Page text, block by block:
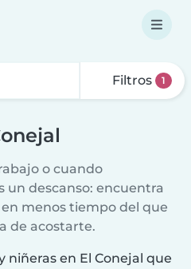
Filtros 1
o cuando
un descanso: encuentra
menos tiempo del que
de acostarte.
en El Conejal que